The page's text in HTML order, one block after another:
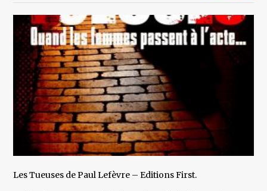
Les Tueuses de Paul Lefèvre – Editions First.